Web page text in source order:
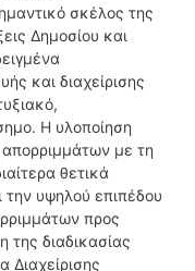
σκέλος της
Δημοσίου και
και διαχείρισης
Η υλοποίηση
με τη
θετικά
υψηλού επιπέδου
προς
διαδικασίας